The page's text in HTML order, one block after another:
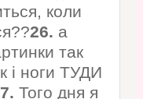
коли
26. а
так
і ноги ТУДИ
Того дня я